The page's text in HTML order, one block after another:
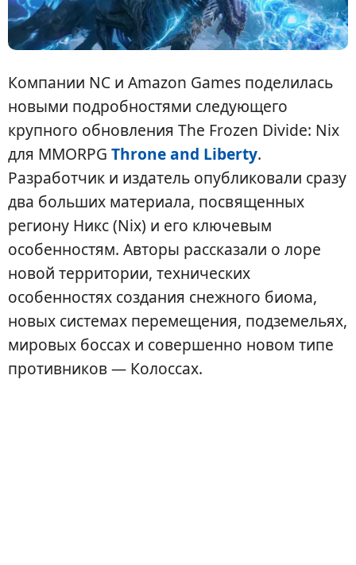
Компании NC и Amazon Games поделилась
новыми подробностями следующего
крупного обновления The Frozen Divide: Nix
для MMORPG Throne and Liberty.
Разработчик и издатель опубликовали сразу
два больших материала, посвященных
региону Никс (Nix) и его ключевым
особенностям. Авторы рассказали о лоре
новой территории, технических
особенностях создания снежного биома,
новых системах перемещения, подземельях,
мировых боссах и совершенно новом типе
противников — Колоссах.